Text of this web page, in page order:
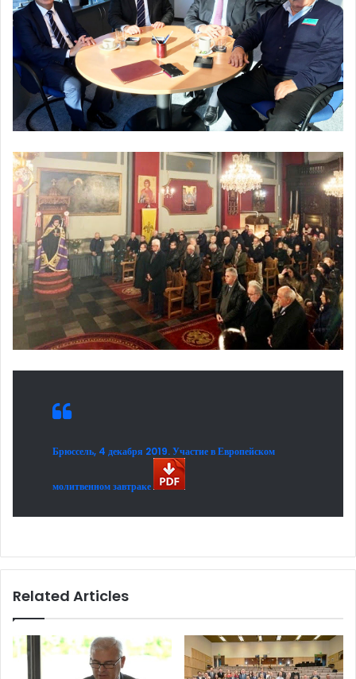
Брюссель, 4 декабря 2019. Участие в Европейском
молитвенном завтраке
Related Articles